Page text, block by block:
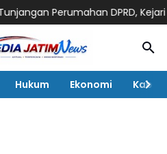
Perumahan DPRD, Kejari
Hukum Ekonomi Kabar